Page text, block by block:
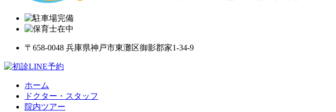
〒658-0048 兵庫県神戸市東灘区御影郡家1-34-9
ホーム
ドクター・スタッフ
院内ツアー